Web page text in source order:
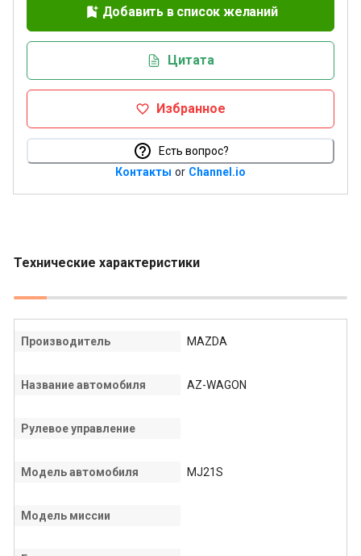
Добавить в список желаний
Цитата
Избранное
Есть вопрос?
Контакты or Channel.io
Технические характеристики
Производитель MAZDA
Название автомобиля AZ-WAGON
Рулевое управление
Модель автомобиля MJ21S
Модель миссии